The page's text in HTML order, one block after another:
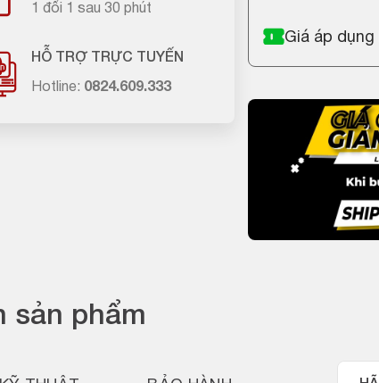
1 đổi 1 sau 30 phút
HỖ TRỢ TRỰC TUYẾN
Hotline: 0824.609.333
Giá áp dụng
sản phẩm